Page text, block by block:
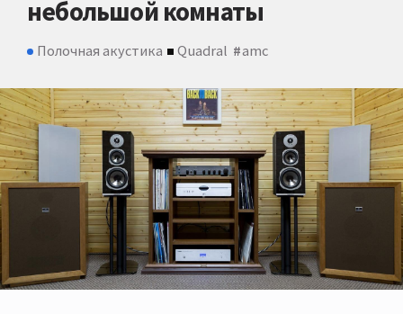
небольшой комнаты
Полочная акустика Quadral amc